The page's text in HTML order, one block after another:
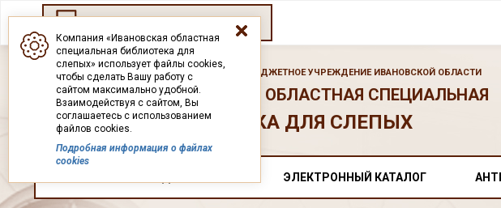
Компания «Ивановская областная
специальная библиотека для
слепых» использует файлы cookies,
чтобы сделать Вашу работу с
сайтом максимально удобной.
Взаимодействуя с сайтом, Вы
соглашаетесь с использованием
файлов cookies.
Подробная информация о файлах
cookies
Переход на старый сайт
ГОСУДАРСТВЕННОЕ БЮДЖЕТНОЕ УЧРЕЖДЕНИЕ ИВАНОВСКОЙ ОБЛАСТИ
ИВАНОВСКАЯ ОБЛАСТНАЯ СПЕЦИАЛЬНАЯ
БИБЛИОТЕКА ДЛЯ СЛЕПЫХ
ЭЛЕКТРОННЫЙ КАТАЛОГ